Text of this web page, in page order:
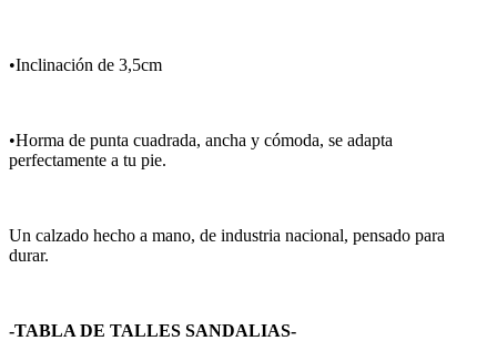
•Inclinación de 3,5cm
•Horma de punta cuadrada, ancha y cómoda, se adapta
perfectamente a tu pie.
Un calzado hecho a mano, de industria nacional, pensado para
durar.
-TABLA DE TALLES SANDALIAS-